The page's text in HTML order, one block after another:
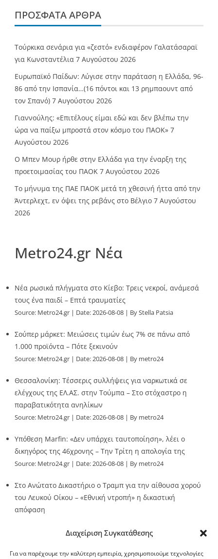
Διαχείριση Συγκατάθεσης
Για να παρέχουμε την καλύτερη εμπειρία, χρησιμοποιούμε τεχνολογίες
ΠΡΌΣΦΑΤΑ ΆΡΘΡΑ
Τούρκικα σενάρια για «ζεστό» ενδιαφέρον Γαλατάσαραϊ
για Κωνσταντέλια 7 Αυγούστου 2026
Ευρωπαϊκό Παίδων: Λύγισε στην παράταση η Ελλάδα, 96-
86 από την Ισπανία…(16 πόντοι και 13 ρημπαουντ από
τον Σπανό) 7 Αυγούστου 2026
Γιαννούλης: «Επιτέλους είμαι εδώ και δεν βλέπω την
ώρα να παίξω μπροστά στον κόσμο του ΠΑΟΚ» 7
Αυγούστου 2026
O Mπεν Μουρ ήρθε στην Ελλάδα για την έναρξη της
προετοιμασίας του ΠΑΟΚ 7 Αυγούστου 2026
Το μήνυμα της ΠΑΕ ΠΑΟΚ μετά τη χθεσινή ήττα από την
Άντερλεχτ, εν όψει της ρεβάνς στο Βέλγιο 7 Αυγούστου
2026
Metro24.gr Νέα
Νέα ρωσικά πλήγματα στο Κίεβο: Τρεις νεκροί, ανάμεσά
τους ένα παιδί – Επτά τραυματίες
Source: Metro24.gr Date: 2026-08-08 By Stella Patsia
Σούπερ μάρκετ: Μειώσεις τιμών έως 7% σε πάνω από
1.000 προϊόντα – Πότε ξεκινούν
Source: Metro24.gr Date: 2026-08-08 By metro24
Θεσσαλονίκη: Τέσσερις συλλήψεις για ναρκωτικά σε
ελέγχους της ΕΛ.ΑΣ. στην Τούμπα – Στο στόχαστρο η
παραβατικότητα ανηλίκων
Source: Metro24.gr Date: 2026-08-08 By metro24
Υπόθεση Marfin: «Δεν υπάρχει ταυτοποίηση», λέει ο
δικηγόρος της 46χρονης – Την Τρίτη η απολογία της
Source: Metro24.gr Date: 2026-08-08 By metro24
Στο Ανώτατο Δικαστήριο ο Τραμπ για την αίθουσα χορού
του Λευκού Οίκου – «Εθνική ντροπή» η δικαστική
απόφαση